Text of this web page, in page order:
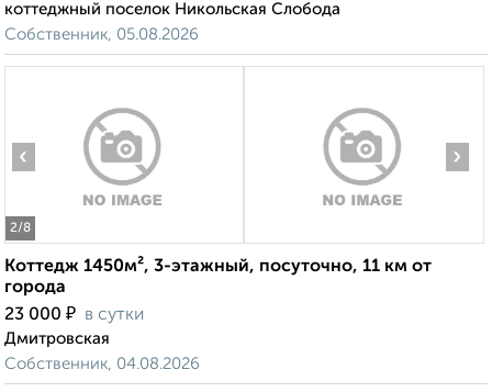
коттеджный поселок Никольская Слобода
Собственник, 05.08.2026
2/8
‹ ›
Коттедж 1450м², 3-этажный, посуточно, 11 км от
города
23 000 ₽ в сутки
Дмитровская
Собственник, 04.08.2026